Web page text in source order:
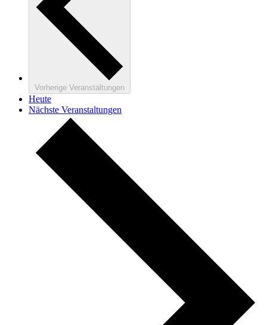
Vorherige Veranstaltungen
Heute
Nächste Veranstaltungen